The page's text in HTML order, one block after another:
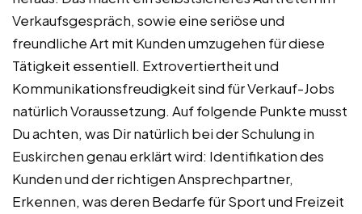
Verkaufsgespräch, sowie eine seriöse und
freundliche Art mit Kunden umzugehen für diese
Tätigkeit essentiell. Extrovertiertheit und
Kommunikationsfreudigkeit sind für Verkauf-Jobs
natürlich Voraussetzung. Auf folgende Punkte musst
Du achten, was Dir natürlich bei der Schulung in
Euskirchen genau erklärt wird: Identifikation des
Kunden und der richtigen Ansprechpartner,
Erkennen, was deren Bedarfe für Sport und Freizeit